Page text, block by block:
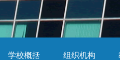
学校概括 组织机构